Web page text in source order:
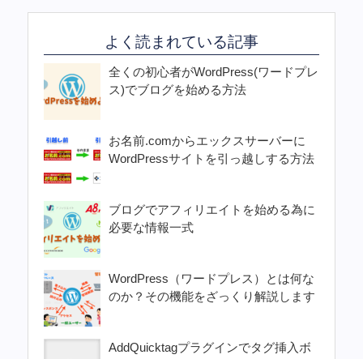
よく読まれている記事
全くの初心者がWordPress(ワードプレ
ス)でブログを始める方法
お名前.comからエックスサーバーに
WordPressサイトを引っ越しする方法
ブログでアフィリエイトを始める為に
必要な情報一式
WordPress（ワードプレス）とは何な
のか？その機能をざっくり解説します
AddQuicktagプラグインでタグ挿入ボ